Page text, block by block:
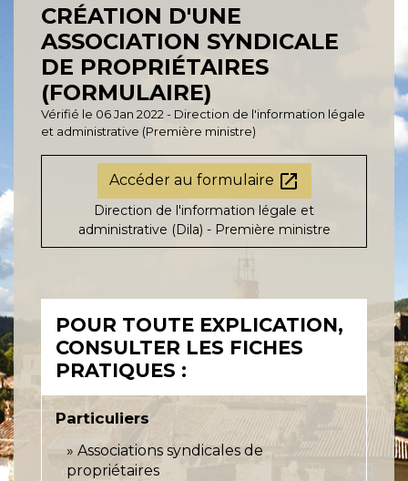
CRÉATION D'UNE
ASSOCIATION SYNDICALE
DE PROPRIÉTAIRES
(FORMULAIRE)
Vérifié le 06 Jan 2022 - Direction de l'information légale
et administrative (Première ministre)
Accéder au formulaire open_in_new
Direction de l'information légale et
administrative (Dila) - Première ministre
POUR TOUTE EXPLICATION,
CONSULTER LES FICHES
PRATIQUES :
Particuliers
Associations syndicales de
propriétaires